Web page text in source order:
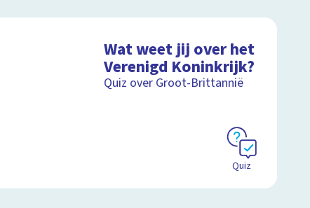
Wat weet jij over het
Verenigd Koninkrijk?
Quiz over Groot-Brittannië
Quiz